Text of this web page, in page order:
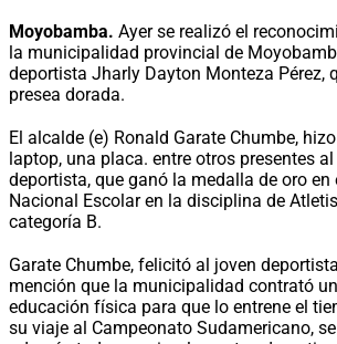
Moyobamba. Ayer se realizó el
la municipalidad provincial de
deportista Jharly Dayton Monteza Pérez,
presea dorada.
El alcalde (e) Ronald Garate Chumbe,
laptop, una placa. entre otros presentes
deportista, que ganó la medalla de oro en
Nacional Escolar en la disciplina de
categoría B.
Garate Chumbe, felicitó al joven
mención que la municipalidad contrató
educación física para que lo entrene el
su viaje al Campeonato Sudamericano,